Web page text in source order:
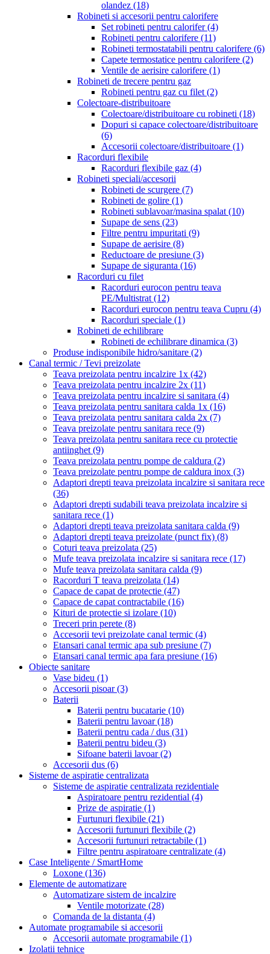
olandez (18)
Robineti si accesorii pentru calorifere
Set robineti pentru calorifer(4)
Robineti pentru calorifere (11)
Robineti termostatabili pentru calorifere (6)
Capete termostatice pentru calorifere (2)
Ventile de aerisire calorifere (1)
Robineti de trecere pentru gaz
Robineti pentru gaz cu filet (2)
Colectoare-distribuitoare
Colectoare/distribuitoare cu robineti (18)
Dopuri si capace colectoare/distribuitoare
(6)
Accesorii colectoare/distribuitoare (1)
Racorduri flexibile
Racorduri flexibile gaz (4)
Robineti speciali/accesorii
Robineti de scurgere (7)
Robineti de golire (1)
Robineti sublavoar/masina spalat (10)
Supape de sens (23)
Filtre pentru impuritati (9)
Supape de aerisire (8)
Reductoare de presiune (3)
Supape de siguranta (16)
Racorduri cu filet
Racorduri eurocon pentru teava
PE/Multistrat (12)
Racorduri eurocon pentru teava Cupru (4)
Racorduri speciale (1)
Robineti de echilibrare
Robineti de echilibrare dinamica (3)
Produse indisponibile hidro/sanitare (2)
Canal termic / Tevi preizolate
Teava preizolata pentru incalzire 1x (42)
Teava preizolata pentru incalzire 2x (11)
Teava preizolata pentru incalzire si sanitara (4)
Teava preizolata pentru sanitara calda 1x (16)
Teava preizolata pentru sanitara calda 2x (7)
Teava preizolate pentru sanitara rece (9)
Teava preizolata pentru sanitara rece cu protectie
antiinghet (9)
Teava preizolata pentru pompe de caldura (2)
Teava preizolate pentru pompe de caldura inox (3)
Adaptori drepti teava preizolata incalzire si sanitara rece
(36)
Adaptori drepti sudabili teava preizolata incalzire si
sanitara rece (1)
Adaptori drepti teava preizolata sanitara calda (9)
Adaptori drepti teava preizolate (punct fix) (8)
Coturi teava preizolata (25)
Mufe teava preizolata incalzire si sanitara rece (17)
Mufe teava preizolata sanitara calda (9)
Racorduri T teava preizolata (14)
Capace de capat de protectie (47)
Capace de capat contractabile (16)
Kituri de protectie si izolare (10)
Treceri prin perete (8)
Accesorii tevi preizolate canal termic (4)
Etansari canal termic apa sub presiune (7)
Etansari canal termic apa fara presiune (16)
Obiecte sanitare
Vase bideu (1)
Accesorii pisoar(3)
Baterii
Baterii pentru bucatarie (10)
Baterii pentru lavoar(18)
Baterii pentru cada / dus (31)
Baterii pentru bideu (3)
Sifoane baterii lavoar(2)
Accesorii dus (6)
Sisteme de aspiratie centralizata
Sisteme de aspiratie centralizata rezidentiale
Aspiratoare pentru rezidential (4)
Prize de aspiratie (1)
Furtunuri flexibile (21)
Accesorii furtunuri flexibile (2)
Accesorii furtunuri retractabile (1)
Filtre pentru aspiratoare centralizate (4)
Case Inteligente / SmartHome
Loxone (136)
Elemente de automatizare
Automatizare sistem de incalzire
Ventile motorizate (28)
Comanda de la distanta (4)
Automate programabile si accesorii
Accesorii automate programabile (1)
Izolatii tehnice